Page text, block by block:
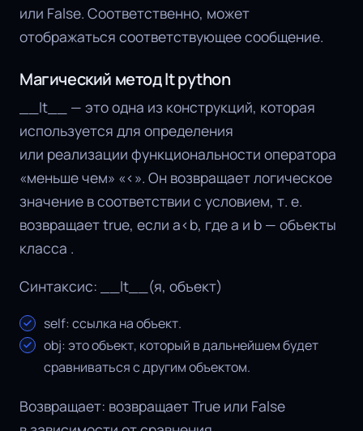
или False. Соответственно, может
отображаться соответствующее сообщение.
Магический метод lt python
__lt__ — это одна из конструкций, которая
используется для определения
или реализации функциональности оператора
«меньше чем» «<». Он возвращает логическое
значение в соответствии с условием, т. е.
возвращает true, если a<b, где a и b — объекты
класса .
Синтаксис: __lt__(я, объект)
self: ссылка на объект.
obj: это объект, который в дальнейшем будет
сравниваться с другим объектом.
Возвращает: возвращает True или False